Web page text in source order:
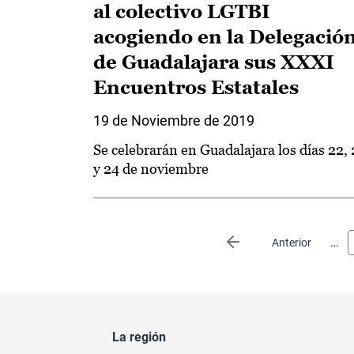
al colectivo LGTBI
acogiendo en la
de Guadalajara sus XXXI
Encuentros Estatales
19 de Noviembre de 2019
Se celebrarán en Guadalajara los días 22,
y 24 de noviembre
Anterior
Página anterior …
La región